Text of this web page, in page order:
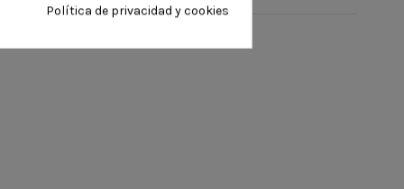
Política de privacidad y cookies